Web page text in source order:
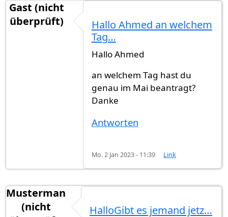
Gast (nicht
überprüft)
Hallo Ahmed an welchem
Tag…
Hallo Ahmed
an welchem Tag hast du
genau im Mai beantragt?
Danke
Antworten
Mo. 2 Jan 2023 - 11:39 Link
Musterman
(nicht
HalloGibt es jemand jetz…